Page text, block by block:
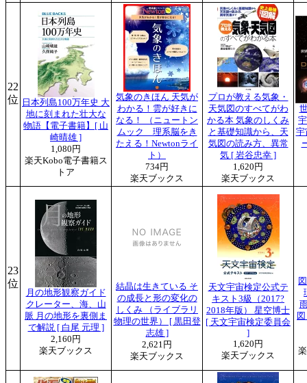
22
位
日本列島100万年史 大
地に刻まれた壮大な
物語【電子書籍】[ 山
崎晴雄 ]
1,080円
楽天Kobo電子書籍ス
トア
気象のきほん 天気が
わかる！雲が好きに
なる！ （ニュートン
ムック 理系脳をき
たえる！Newtonライ
ト）
734円
楽天ブックス
プロが教える気象・
天気図のすべてがわ
かる本 気象のしくみ
と基礎知識から、天
気図の読み方、異常
気 [ 岩谷忠幸 ]
1,620円
楽天ブックス
宇
23
位
月の地形観察ガイド
クレーター、海、山
脈 月の地形を裏側ま
で解説 [ 白尾 元理 ]
2,160円
楽天ブックス
結晶は生きている そ
の成長と形の変化の
しくみ （ライブラリ
物理の世界） [ 黒田登
志雄 ]
2,621円
楽天ブックス
天文宇宙検定公式テ
キスト3級（2017?
2018年版） 星空博士
[ 天文宇宙検定委員会
]
1,620円
楽天ブックス